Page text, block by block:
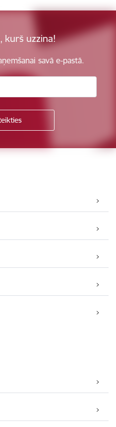
kurš uzzina!
savā e-pastā.